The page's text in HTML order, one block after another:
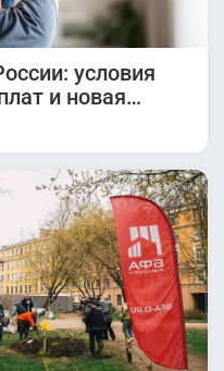
условия
и новая